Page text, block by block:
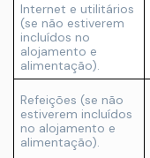
Internet e utilitários
(se não estiverem
incluídos no
alojamento e
alimentação).
Refeições (se não
estiverem incluídos
no alojamento e
alimentação).